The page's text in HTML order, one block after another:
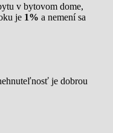
v bytovom dome,
je 1% a nemení sa
je dobrou